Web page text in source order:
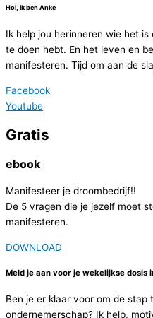
Hoi, ik ben Anke
Ik help jou herinneren wie het
te doen hebt. En het leven en
manifesteren. Tijd om aan de
Facebook
Youtube
Gratis
ebook
Manifesteer je droombedrijf!!
De 5 vragen die je jezelf moet
manifesteren.
DOWNLOAD
Meld je aan voor je wekelijkse dosis
Ben je er klaar voor om de stap
ondernemerschap? Ik help,